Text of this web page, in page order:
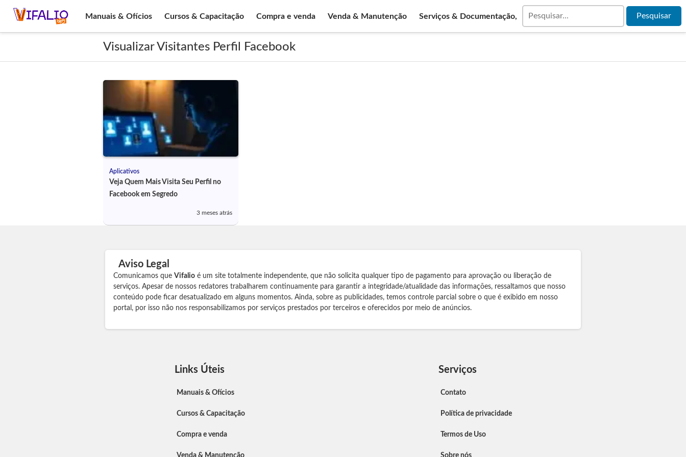
Manuais & Ofícios Cursos & Capacitação Compra e venda Venda & Manutenção Serviços & Documentação,
Visualizar Visitantes Perfil Facebook
Aplicativos
Veja Quem Mais Visita Seu Perfil no
Facebook em Segredo
3 meses atrás
Aviso Legal
Comunicamos que Vifalio é um site totalmente independente, que não solicita qualquer tipo de pagamento para aprovação ou liberação de
serviços. Apesar de nossos redatores trabalharem continuamente para garantir a integridade/atualidade das informações, ressaltamos que nosso
conteúdo pode ficar desatualizado em alguns momentos. Ainda, sobre as publicidades, temos controle parcial sobre o que é exibido em nosso
portal, por isso não nos responsabilizamos por serviços prestados por terceiros e oferecidos por meio de anúncios.
Links Úteis
Manuais & Ofícios
Cursos & Capacitação
Compra e venda
Venda & Manutenção
Serviços
Contato
Política de privacidade
Termos de Uso
Sobre nós